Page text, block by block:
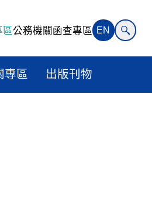
區公務機關函查專區 EN
專區 出版刊物